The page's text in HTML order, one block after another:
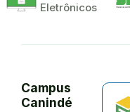
Eletrônicos
Campus
Canindé